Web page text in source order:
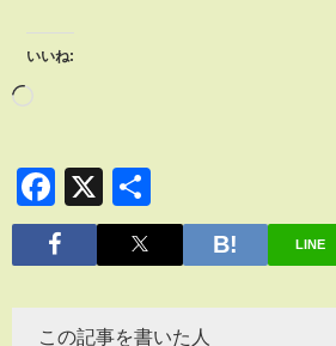
いいね:
Facebook
X
有
LINE
この記事を書いた人